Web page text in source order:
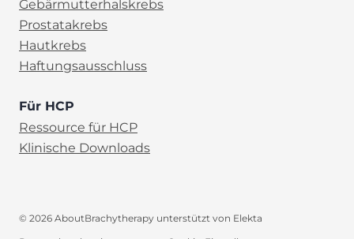
Gebärmutterhalskrebs
Prostatakrebs
Hautkrebs
Haftungsausschluss
Für HCP
Ressource für HCP
Klinische Downloads
© 2026 AboutBrachytherapy unterstützt von Elekta